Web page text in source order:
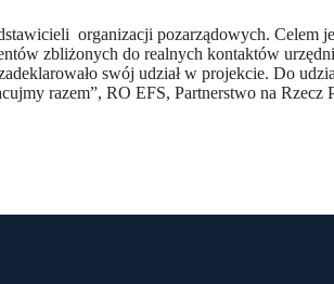
organizacji pozarządowych.
zbliżonych do realnych kontaktów
swój udział w projekcie. Do
razem”, RO EFS, Partnerstwo na